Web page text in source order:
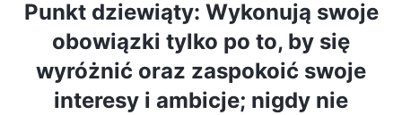
Punkt dziewiąty: Wykonują swoje
obowiązki tylko po to, by się
wyróżnić oraz zaspokoić swoje
interesy i ambicje; nigdy nie